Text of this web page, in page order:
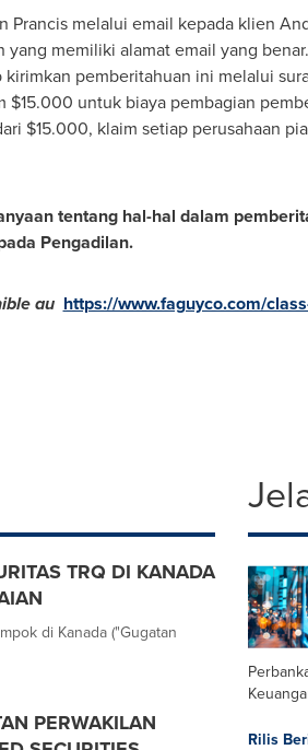
Prancis melalui email kepada klien
memiliki alamat email yang
pemberitahuan ini melalui
$15.000 untuk biaya pembagian
$15.000, klaim setiap perusahaan
tentang hal-hal dalam
Pengadilan.
au https://www.faguyco.com/
TRQ DI KANADA
di Kanada ("Gugatan
PERWAKILAN
Rilis